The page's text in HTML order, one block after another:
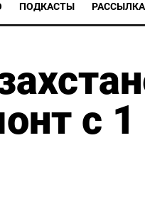
ПОДКАСТЫ РАССЫЛКА
с